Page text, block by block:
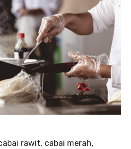
rawit, cabai merah,